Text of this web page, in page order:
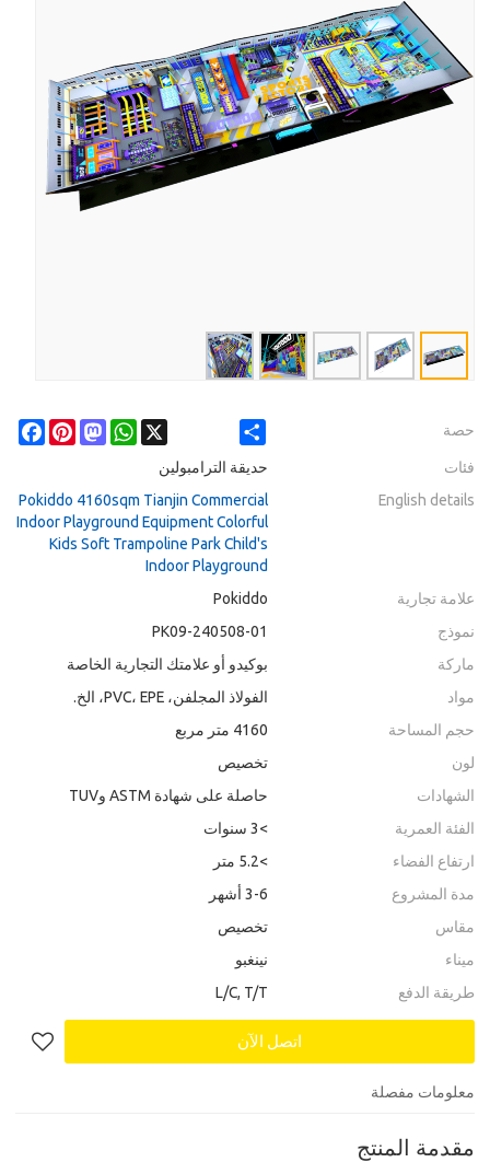
حصة Share
Pinterest
Mastodon
WhatsApp X
فئات
حديقة الترامبولين
English details
Pokiddo 4160sqm Tianjin Commercial
Indoor Playground Equipment Colorful
Kids Soft Trampoline Park Child's
Indoor Playground
علامة تجارية
Pokiddo
نموذج
PK09-240508-01
ماركة
بوكيدو أو علامتك التجارية الخاصة
مواد
الفولاذ المجلفن، PVC، EPE، الخ.
حجم المساحة
4160 متر مربع
لون
تخصيص
الشهادات
حاصلة على شهادة ASTM وTUV
الفئة العمرية
>3 سنوات
ارتفاع الفضاء
>5.2 متر
مدة المشروع
3-6 أشهر
مقاس
تخصيص
ميناء
نينغبو
طريقة الدفع
L/C, T/T
اتصل الآن
معلومات مفصلة
مقدمة المنتج